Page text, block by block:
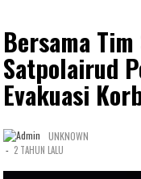
Bersama Tim
Satpolairud
Evakuasi
UNKNOWN
- 2 TAHUN LALU